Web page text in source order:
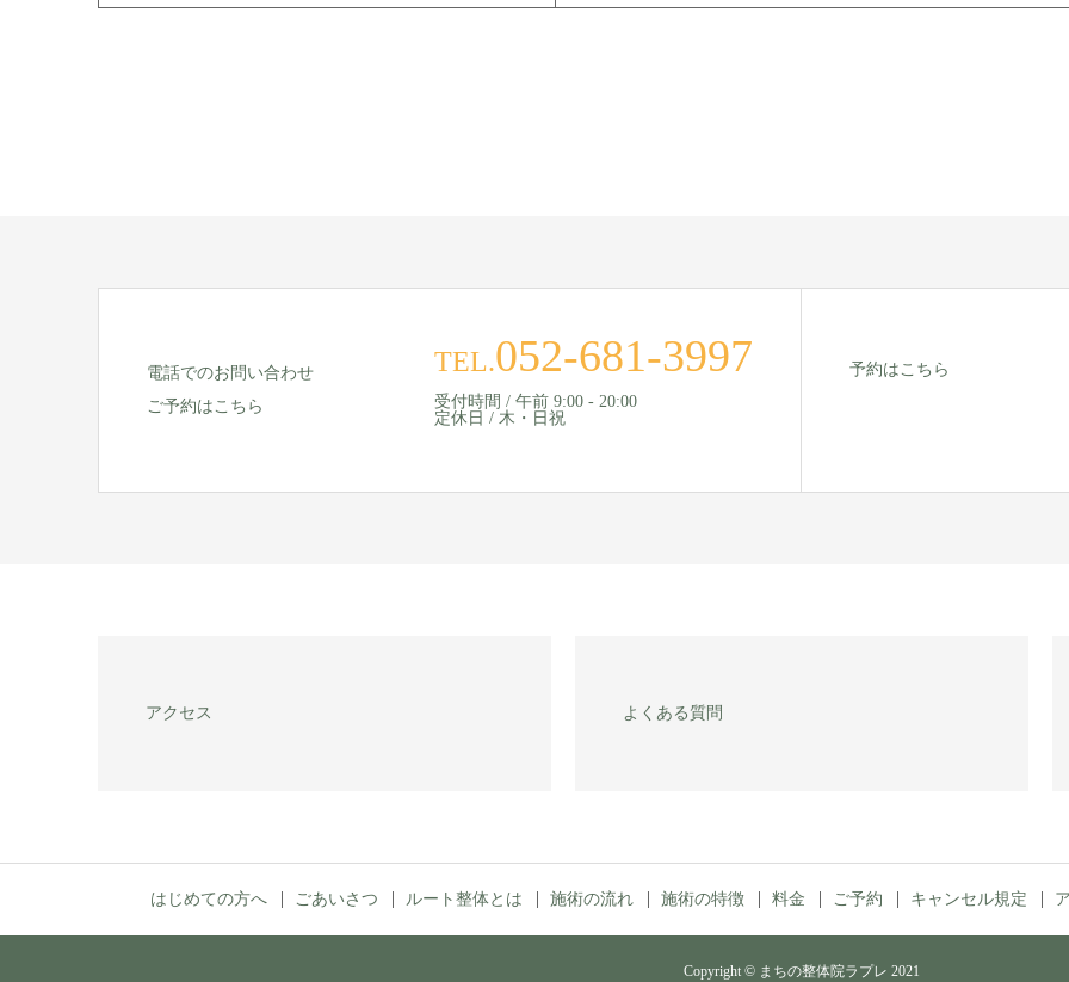
電話でのお問い合わせ
ご予約はこちら
TEL.052-681-3997
受付時間 / 午前 9:00 - 20:00
定休日 / 木・日祝
予約はこちら
アクセス よくある質問
はじめての方へ ごあいさつ ルート整体とは 施術の流れ 施術の特徴 料金 ご予約 キャンセル規定
Copyright © まちの整体院ラプレ 2021